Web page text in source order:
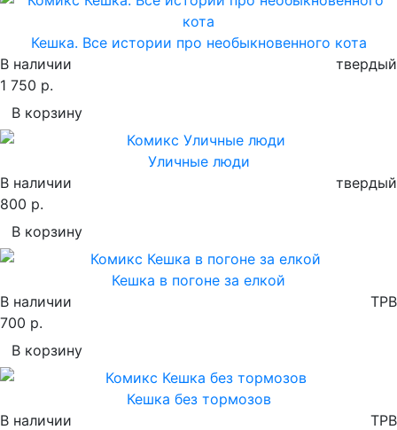
Кешка. Все истории про необыкновенного кота
В наличии
твердый
1 750 р.
В корзину
Уличные люди
В наличии
твердый
800 р.
В корзину
Кешка в погоне за елкой
В наличии
TPB
700 р.
В корзину
Кешка без тормозов
В наличии
TPB